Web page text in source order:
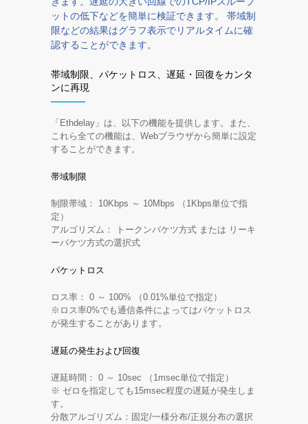
ットの低下などを簡単に検証できます。 帯域制
限などの結果はグラフ表示でリアルタイムに確
認することができます。
帯域制限、パケットロス、遅延・回復をカンタ
ンに再現
「Ethdelay」は、以下の機能を提供します。また、
これら全ての機能は、Webブラウザから簡単に設定
することができます。
帯域制限
制限帯域： 10Kbps ～ 10Mbps （1Kbps単位で指
定）
アルゴリズム： トークンバケツ方式 または リーキ
ーバケツ方式の選択式
パケットロス
ロス率： 0 ～ 100% （0.01%単位で指定）
※ロス率0%でも通信条件によってはパケットロス
が発生することがあります。
遅延の発生および回復
遅延時間： 0 ～ 10sec （1msec単位で指定）
※ ゼロを指定しても15msec程度の遅延が発生しま
す。
分散アルゴリズム：固定/一様分布/正規分布の選択